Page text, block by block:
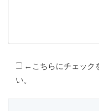
←こちらにチェック
い。